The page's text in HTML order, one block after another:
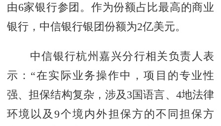
由6家银行参团。作为份额占比最高的商业
银行，中信银行银团份额为2亿美元。
中信银行杭州嘉兴分行相关负责人表
示：“在实际业务操作中，项目的专业性
强、担保结构复杂，涉及3国语言、4地法律
环境以及9个境内外担保方的不同担保方